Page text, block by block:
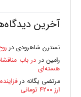
آخرین
نسترن شاهرودی در
رامیندر در باب
هسته‌ای
مرتضی یگانه در
ارز ۴۲۰۰ تومانی